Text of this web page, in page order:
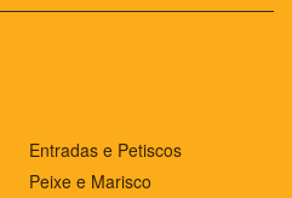
Entradas e Petiscos
Peixe e Marisco